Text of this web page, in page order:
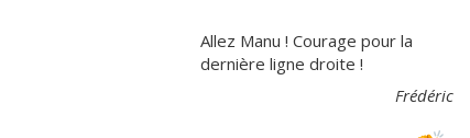
Allez Manu ! Courage pour la
dernière ligne droite !
Frédéric